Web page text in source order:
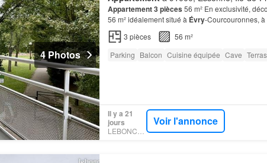
4 Photos
Appartement3 pièces 56 m² En exclusivité,
56 m² idéalement situé à Évry-Courcouronnes,
3 pièces
56 m²
Parking Balcon Cuisine équipée Cave
Il y a 21
jours
Voir l'annonce